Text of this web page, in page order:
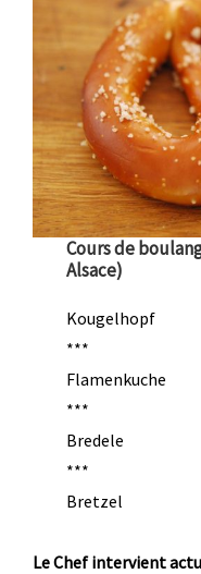
Cours de
Alsace)
Kougelhopf
***
Flamenkuche
***
Bredele
***
Bretzel
Le Chef intervient